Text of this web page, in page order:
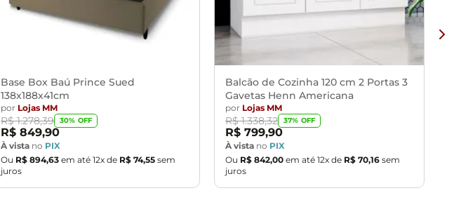
Base Box Baú Prince Sued
138x188x41cm
por Lojas MM
R$ 1.278,39 30% OFF
R$ 849,90
À vista no PIX
Ou R$ 894,63 em até 12x de R$ 74,55 sem
juros
Balcão de Cozinha 120 cm 2 Portas 3
Gavetas Henn Americana
por Lojas MM
R$ 1.338,32 37% OFF
R$ 799,90
À vista no PIX
Ou R$ 842,00 em até 12x de R$ 70,16 sem
juros